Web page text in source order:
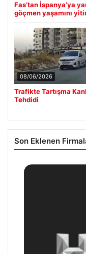
Fas’tan İspanya’ya
göçmen yaşamını
08/06/2026
Trafikte Tartışma
Tehdidi
Son Eklenen